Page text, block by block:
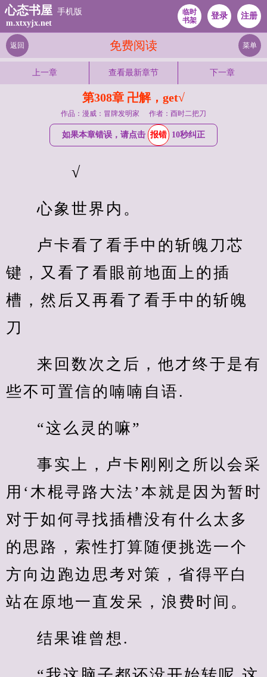
心态书屋 手机版
m.xtxyjx.net
临时
书架
登录 注册
免费阅读
返回 菜单
上一章 查看最新章节 下一章
第308章 卍解，get√
作品：漫威：冒牌发明家 作者：酉时二把刀
如果本章错误，请点击 报错 10秒纠正
√
心象世界内。
卢卡看了看手中的斩魄刀芯
键，又看了看眼前地面上的插
槽，然后又再看了看手中的斩魄
刀
来回数次之后，他才终于是有
些不可置信的喃喃自语.
“这么灵的嘛”
事实上，卢卡刚刚之所以会采
用‘木棍寻路大法’本就是因为暂时
对于如何寻找插槽没有什么太多
的思路，索性打算随便挑选一个
方向边跑边思考对策，省得平白
站在原地一直发呆，浪费时间。
结果谁曾想.